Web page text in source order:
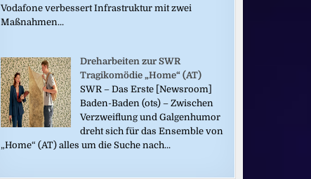
Vodafone verbessert Infrastruktur mit zwei
Maßnahmen...
Dreharbeiten zur SWR
Tragikomödie „Home“ (AT)
SWR – Das Erste [Newsroom]
Baden-Baden (ots) – Zwischen
Verzweiflung und Galgenhumor
dreht sich für das Ensemble von
„Home“ (AT) alles um die Suche nach...